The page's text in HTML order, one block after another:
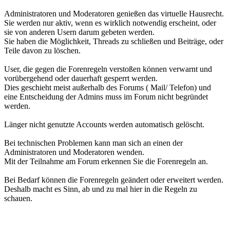
Administratoren und Moderatoren genießen das virtuelle Hausrecht.
Sie werden nur aktiv, wenn es wirklich notwendig erscheint, oder
sie von anderen Usern darum gebeten werden.
Sie haben die Möglichkeit, Threads zu schließen und Beiträge, oder
Teile davon zu löschen.
User, die gegen die Forenregeln verstoßen können verwarnt und
vorübergehend oder dauerhaft gesperrt werden.
Dies geschieht meist außerhalb des Forums ( Mail/ Telefon) und
eine Entscheidung der Admins muss im Forum nicht begründet
werden.
Länger nicht genutzte Accounts werden automatisch gelöscht.
Bei technischen Problemen kann man sich an einen der
Administratoren und Moderatoren wenden.
Mit der Teilnahme am Forum erkennen Sie die Forenregeln an.
Bei Bedarf können die Forenregeln geändert oder erweitert werden.
Deshalb macht es Sinn, ab und zu mal hier in die Regeln zu
schauen.